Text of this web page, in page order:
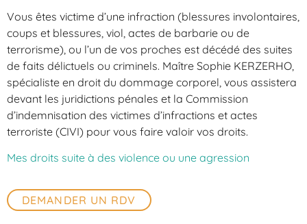
Vous êtes victime d’une infraction (blessures involontaires,
coups et blessures, viol, actes de barbarie ou de
terrorisme), ou l’un de vos proches est décédé des suites
de faits délictuels ou criminels. Maître Sophie KERZERHO,
spécialiste en droit du dommage corporel, vous assistera
devant les juridictions pénales et la Commission
d’indemnisation des victimes d’infractions et actes
terroriste (CIVI) pour vous faire valoir vos droits.
Mes droits suite à des violence ou une agression
DEMANDER UN RDV